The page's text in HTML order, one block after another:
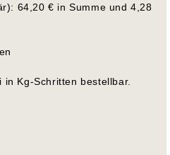
64,20 € in Summe und 4,28
Kg-Schritten bestellbar.